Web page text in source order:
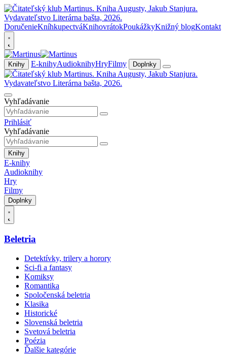
DoručenieKníhkupectváKnihovrátokPoukážkyKnižný blogKontakt
Knihy E-knihyAudioknihyHryFilmy Doplnky
Vyhľadávanie
Prihlásiť
Vyhľadávanie
Knihy
E-knihy
Audioknihy
Hry
Filmy
Doplnky
Beletria
Detektívky, trilery a horory
Sci-fi a fantasy
Komiksy
Romantika
Spoločenská beletria
Klasika
Historické
Slovenská beletria
Svetová beletria
Poézia
Ďalšie kategórie